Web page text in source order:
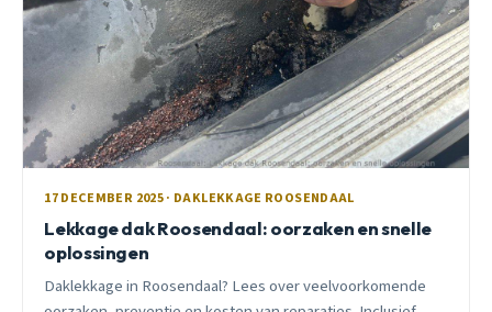
17 DECEMBER 2025 · DAKLEKKAGE ROOSENDAAL
Lekkage dak Roosendaal: oorzaken en snelle
oplossingen
Daklekkage in Roosendaal? Lees over veelvoorkomende